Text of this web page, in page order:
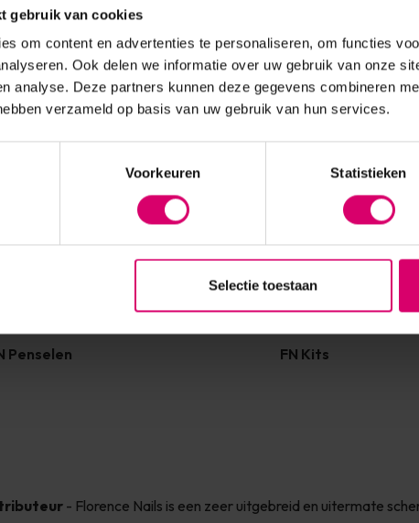
gebruik van cookies
om content en advertenties te personaliseren, om functies
Ook delen we informatie over uw gebruik van onze
analyse. Deze partners kunnen deze gegevens combineren
verzameld op basis van uw gebruik van hun services.
Voorkeuren Statistieken
Selectie toestaan
Pink Gel
Penselen FN Kits
- Florence Nails is een zeer uitgebreid en uitermate